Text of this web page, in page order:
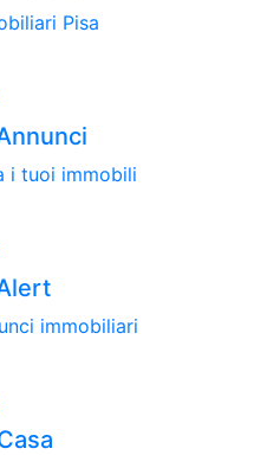
Pisa
i tuoi immobili
immobiliari